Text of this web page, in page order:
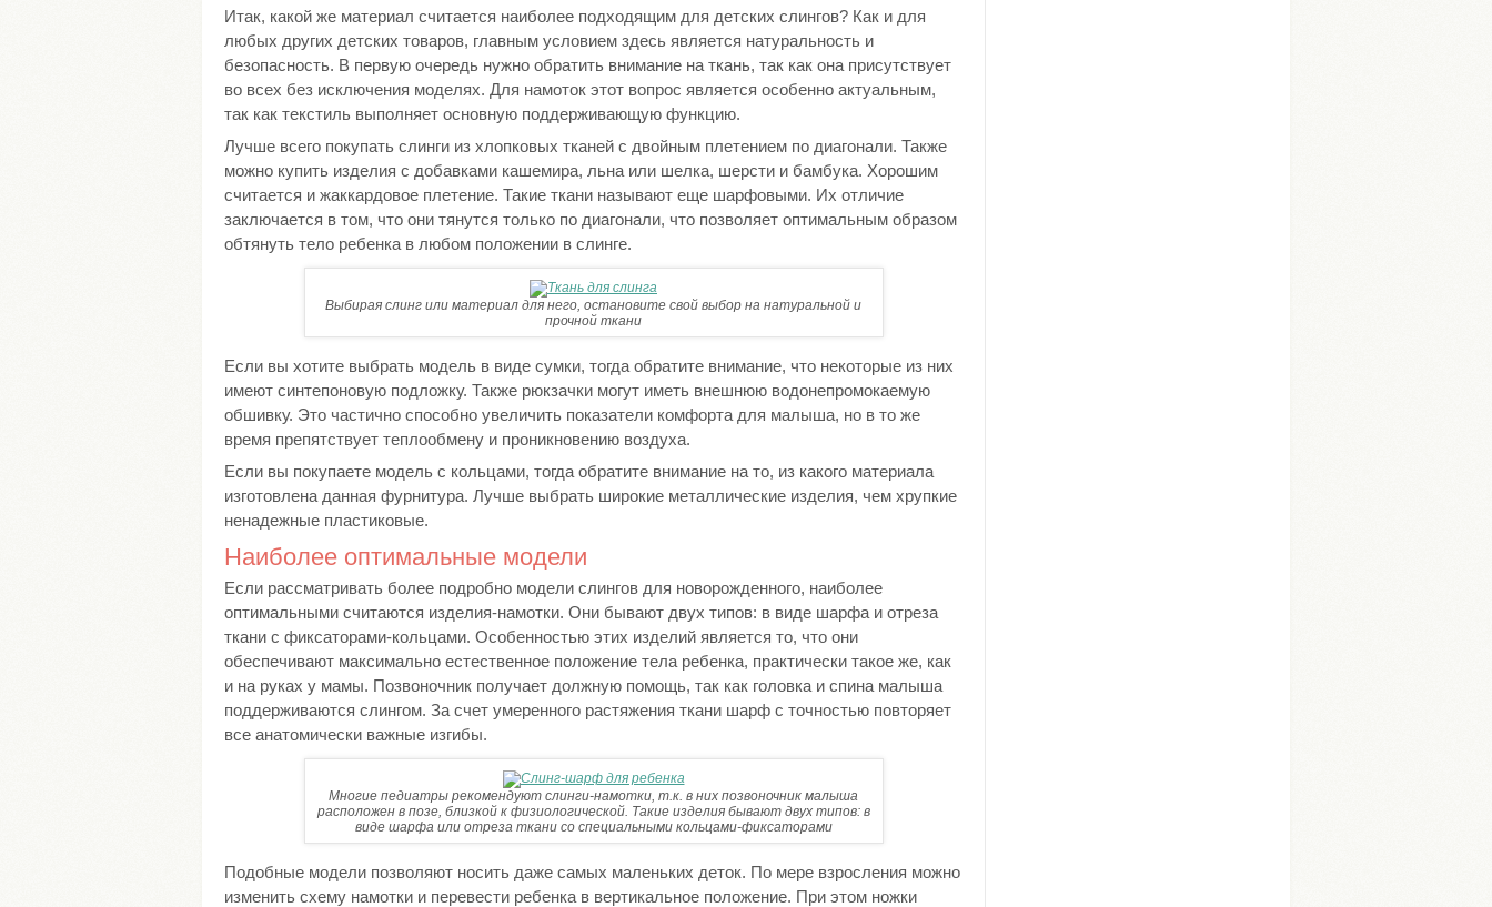
Итак, какой же материал считается наиболее подходящим для детских слингов? Как и для
любых других детских товаров, главным условием здесь является натуральность и
безопасность. В первую очередь нужно обратить внимание на ткань, так как она присутствует
во всех без исключения моделях. Для намоток этот вопрос является особенно актуальным,
так как текстиль выполняет основную поддерживающую функцию.
Лучше всего покупать слинги из хлопковых тканей с двойным плетением по диагонали. Также
можно купить изделия с добавками кашемира, льна или шелка, шерсти и бамбука. Хорошим
считается и жаккардовое плетение. Такие ткани называют еще шарфовыми. Их отличие
заключается в том, что они тянутся только по диагонали, что позволяет оптимальным образом
обтянуть тело ребенка в любом положении в слинге.
Выбирая слинг или материал для него, остановите свой выбор на натуральной и
прочной ткани
Если вы хотите выбрать модель в виде сумки, тогда обратите внимание, что некоторые из них
имеют синтепоновую подложку. Также рюкзачки могут иметь внешнюю водонепромокаемую
обшивку. Это частично способно увеличить показатели комфорта для малыша, но в то же
время препятствует теплообмену и проникновению воздуха.
Если вы покупаете модель с кольцами, тогда обратите внимание на то, из какого материала
изготовлена данная фурнитура. Лучше выбрать широкие металлические изделия, чем хрупкие
ненадежные пластиковые.
Наиболее оптимальные модели
Если рассматривать более подробно модели слингов для новорожденного, наиболее
оптимальными считаются изделия-намотки. Они бывают двух типов: в виде шарфа и отреза
ткани с фиксаторами-кольцами. Особенностью этих изделий является то, что они
обеспечивают максимально естественное положение тела ребенка, практически такое же, как
и на руках у мамы. Позвоночник получает должную помощь, так как головка и спина малыша
поддерживаются слингом. За счет умеренного растяжения ткани шарф с точностью повторяет
все анатомически важные изгибы.
Многие педиатры рекомендуют слинги-намотки, т.к. в них позвоночник малыша
расположен в позе, близкой к физиологической. Такие изделия бывают двух типов: в
виде шарфа или отреза ткани со специальными кольцами-фиксаторами
Подобные модели позволяют носить даже самых маленьких деток. По мере взросления можно
изменить схему намотки и перевести ребенка в вертикальное положение. При этом ножки